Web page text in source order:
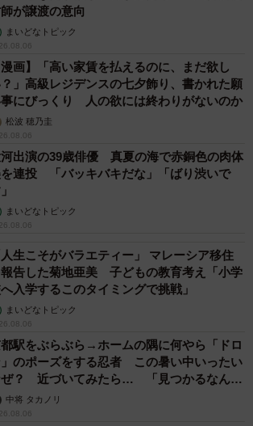
こにな、ものすっごいキレイな結構トシ
がおんねん。姿勢もピッとしててな、も
らいに上手やし、なんといっても肌。
キレイやねん。白くて、モチモチで。ほ
か、言うて触らせてもらったもん。す
うても50代なかばくらいかなー思って
で、びっくりやで、65歳って言うやん
何の話…？）
たらそんなキレイな肌になれるんです
ぜん、教えてくれへんの。でも、毎回毎
たら、よっぽどしつこかったんやろう
る化粧品教えてくれて。まあ、その人も
？みたいなのを試してたんやろな
てくれたその化粧品、特別なルートで私
もらってな」（うーん、もしやこれ
が譲渡の意向
まいどなトピック
漫画】「高い家賃を払えるのに、まだ欲し
」高級レジデンスの七夕飾り、書かれた願
にびっくり 人の欲には終わりがないのか
松波 穂乃圭
出演の39歳俳優 真夏の海で赤銅色の肉体
連投 「バッキバキだな」「ばり渋いで
まいどなトピック
人生こそがバラエティー」 マレーシア移住
報告した菊地亜美 子どもの教育考え「小学
入学するこのタイミングで挑戦」
まいどなトピック
駅をぶらぶら→ホームの隅に何やら「ドロ
」のポーズをする忍者 この暑い中いったい
ぜ？ 近づいてみたら… 「見つかるなんて
」
中将 タカノリ